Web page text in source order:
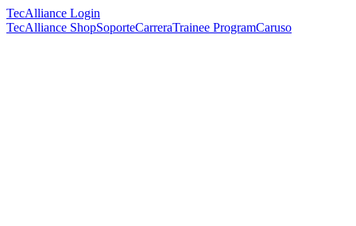
TecAlliance Login
TecAlliance ShopSoporteCarreraTrainee ProgramCaruso